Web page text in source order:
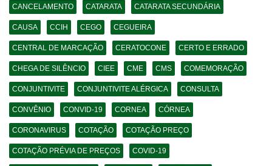
CANCELAMENTO CATARATA CATARATA SECUNDÁRIA
CAUSA CCIH CEGO CEGUEIRA
CENTRAL DE MARCAÇÃO CERATOCONE CERTO E ERRADO
CHEGA DE SILÊNCIO CIEE CME CMS COMEMORAÇÃO
CONJUNTIVITE CONJUNTIVITE ALÉRGICA CONSULTA
CONVÊNIO CONVID-19 CORNEA CÓRNEA
CORONAVIRUS COTAÇÃO COTAÇÃO PREÇO
COTAÇÃO PRÉVIA DE PREÇOS COVID-19